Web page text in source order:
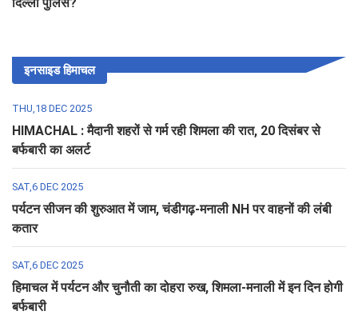
इनसाइड हिमाचल
THU,18 DEC 2025
HIMACHAL : मैदानी शहरों से गर्म रही शिमला की रात, 20 दिसंबर से
बर्फबारी का अलर्ट
SAT,6 DEC 2025
पर्यटन सीजन की शुरुआत में जाम, चंडीगढ़-मनाली NH पर वाहनों की लंबी
कतार
SAT,6 DEC 2025
हिमाचल में पर्यटन और चुनौती का दोहरा रुख, शिमला-मनाली में इन दिन होगी
बर्फबारी